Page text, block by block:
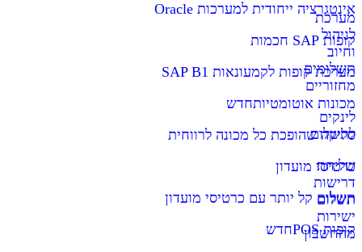
מערכת
לניהול
וחיוב
תשלומים
מחזוריים
לינקים
לתשלום
שליחת
דרישות
תשלום
ישירות
מהחשבון
אינטגרציה ייחודית למערכות Oracle
קופות SAP חכמות
מערכת קופות לקמעונאות SAP B1
מכונות אוטומטיותחדש
סליקה שהופכת כל מכונה לרווחית
כרטיסי מועדון
תשלום קל יותר עם כרטיסי מועדון
קופות POS
חדש